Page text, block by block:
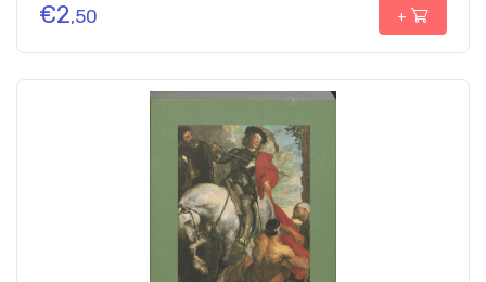
€2,50 +